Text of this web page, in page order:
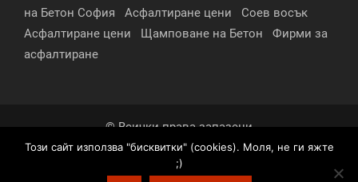
на Бетон София
Асфалтиране цени
Соев восък
Асфалтиране цени
Щамповане на Бетон
Фирми за
асфалтиране
© Всички права запазени
За нас
Контакти Реклама
Партньори
Този сайт използва "бисквитки" (cookies). Моля, не ги яжте
;)